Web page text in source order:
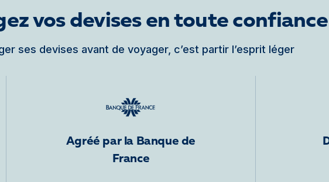
vos devises en toute confiance
ses devises avant de voyager, c’est partir l’esprit léger
Agréé par la Banque de
France